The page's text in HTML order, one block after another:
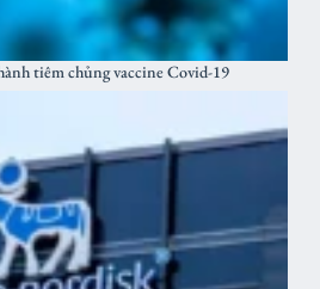
tiêm chủng vaccine Covid-19